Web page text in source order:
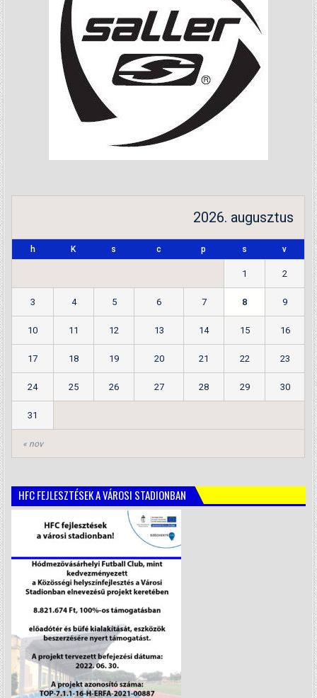
2026. augusztus
h K s c p s v
« nov
1 2
3 4 5 6 7 8 9
10 11 12 13 14 15 16
17 18 19 20 21 22 23
24 25 26 27 28 29 30
31
HFC FEJLESZTÉSEK A VÁROSI STADIONBAN